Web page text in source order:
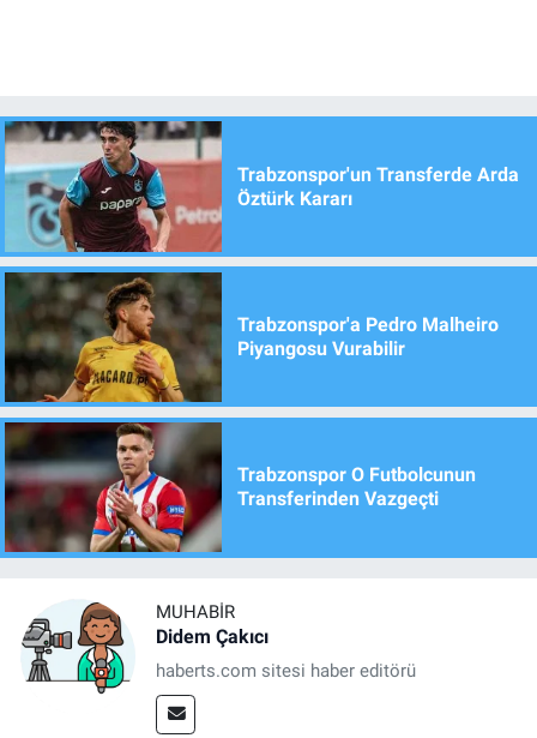
Trabzonspor'un Transferde Arda
Öztürk Kararı
Trabzonspor'a Pedro Malheiro
Piyangosu Vurabilir
Trabzonspor O Futbolcunun
Transferinden Vazgeçti
MUHABIR
Didem Çakıcı
haberts.com sitesi haber editörü